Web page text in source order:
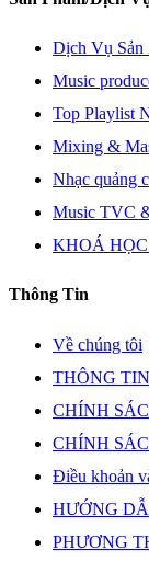
Dịch Vụ Sản
Music
Top Playlist
Mixing &
Nhạc quảng
Music TVC
KHOÁ HỌC
Thông Tin
Về chúng tôi
THÔNG
CHÍNH
CHÍNH
Điều khoản
HƯỚNG
PHƯƠNG